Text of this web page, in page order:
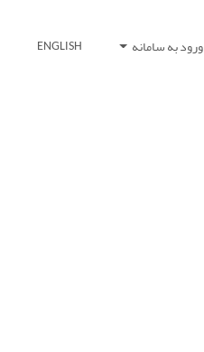
ورود به سامانه ENGLISH